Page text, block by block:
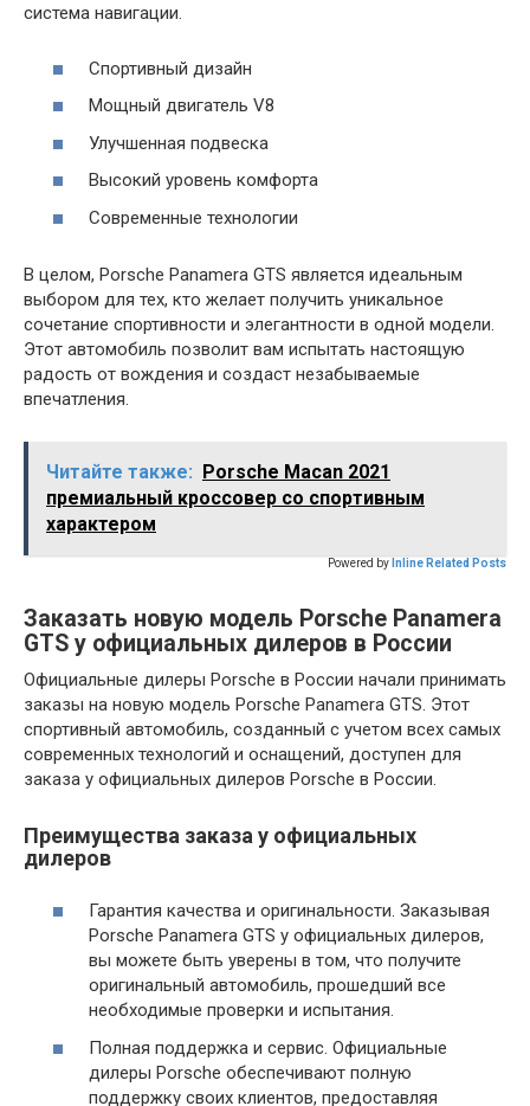
система навигации.
Спортивный дизайн
Мощный двигатель V8
Улучшенная подвеска
Высокий уровень комфорта
Современные технологии
В целом, Porsche Panamera GTS является идеальным
выбором для тех, кто желает получить уникальное
сочетание спортивности и элегантности в одной модели.
Этот автомобиль позволит вам испытать настоящую
радость от вождения и создаст незабываемые
впечатления.
Читайте также: Porsche Macan 2021
премиальный кроссовер со спортивным
характером
Powered by Inline Related Posts
Заказать новую модель Porsche Panamera
GTS у официальных дилеров в России
Официальные дилеры Porsche в России начали принимать
заказы на новую модель Porsche Panamera GTS. Этот
спортивный автомобиль, созданный с учетом всех самых
современных технологий и оснащений, доступен для
заказа у официальных дилеров Porsche в России.
Преимущества заказа у официальных
дилеров
Гарантия качества и оригинальности. Заказывая
Porsche Panamera GTS у официальных дилеров,
вы можете быть уверены в том, что получите
оригинальный автомобиль, прошедший все
необходимые проверки и испытания.
Полная поддержка и сервис. Официальные
дилеры Porsche обеспечивают полную
поддержку своих клиентов, предоставляя